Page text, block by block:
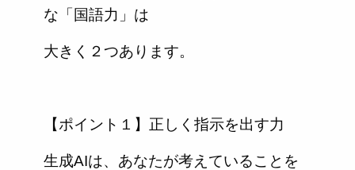
な「国語力」は
大きく２つあります。
【ポイント１】正しく指示を出す力
生成AIは、あなたが考えていることを